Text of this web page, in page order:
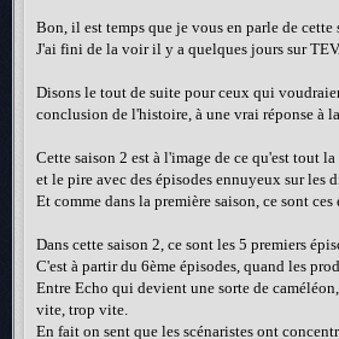
Bon, il est temps que je vous en parle de cette
J'ai fini de la voir il y a quelques jours sur
Disons le tout de suite pour ceux qui
conclusion de l'histoire, à une vrai réponse à
Cette saison 2 est à l'image de ce qu'est tout
et le pire avec des épisodes ennuyeux sur
Et comme dans la première saison, ce sont
Dans cette saison 2, ce sont les 5 premiers
C'est à partir du 6ème épisodes, quand les
Entre Echo qui devient une sorte de
vite, trop vite.
En fait on sent que les scénaristes ont